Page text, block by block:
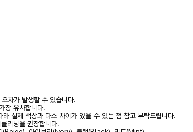
차가 발생할 수 있습니다.
장 유사합니다.
실제 색상과 다소 차이가 있을 수 있는 점 참고 부탁드립니다.
리닝을 권장합니다.